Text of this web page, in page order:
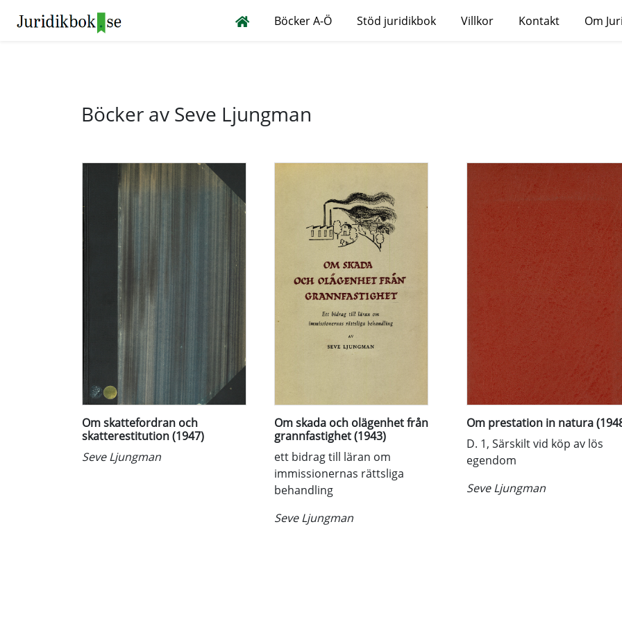
Böcker A-Ö Stöd juridikbok Villkor Kontakt Om
Böcker av Seve Ljungman
Om skattefordran och
skatterestitution (1947)
Seve Ljungman
Om skada och olägenhet från
grannfastighet (1943)
ett bidrag till läran om
immissionernas rättsliga
behandling
Seve Ljungman
Om prestation in natura
D. 1, Särskilt vid köp av lös
egendom
Seve Ljungman